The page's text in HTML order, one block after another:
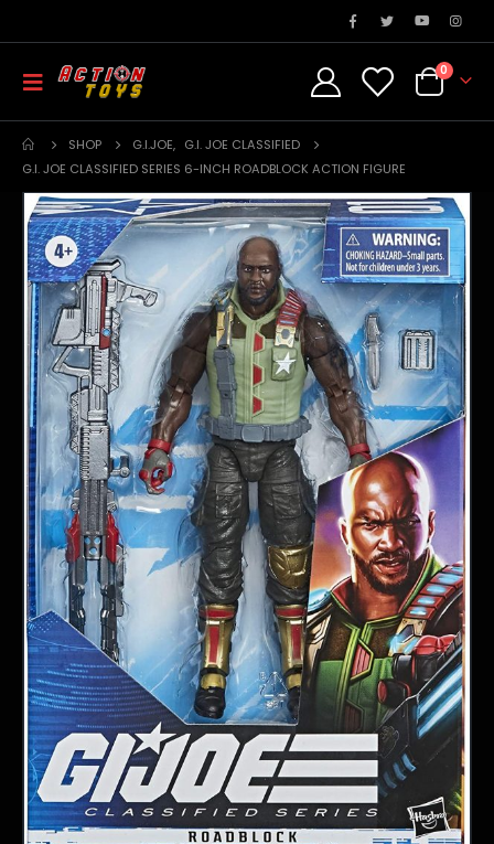
0
SHOP G.I.JOE, G.I. JOE CLASSIFIED
G.I. JOE CLASSIFIED SERIES 6-INCH ROADBLOCK ACTION FIGURE